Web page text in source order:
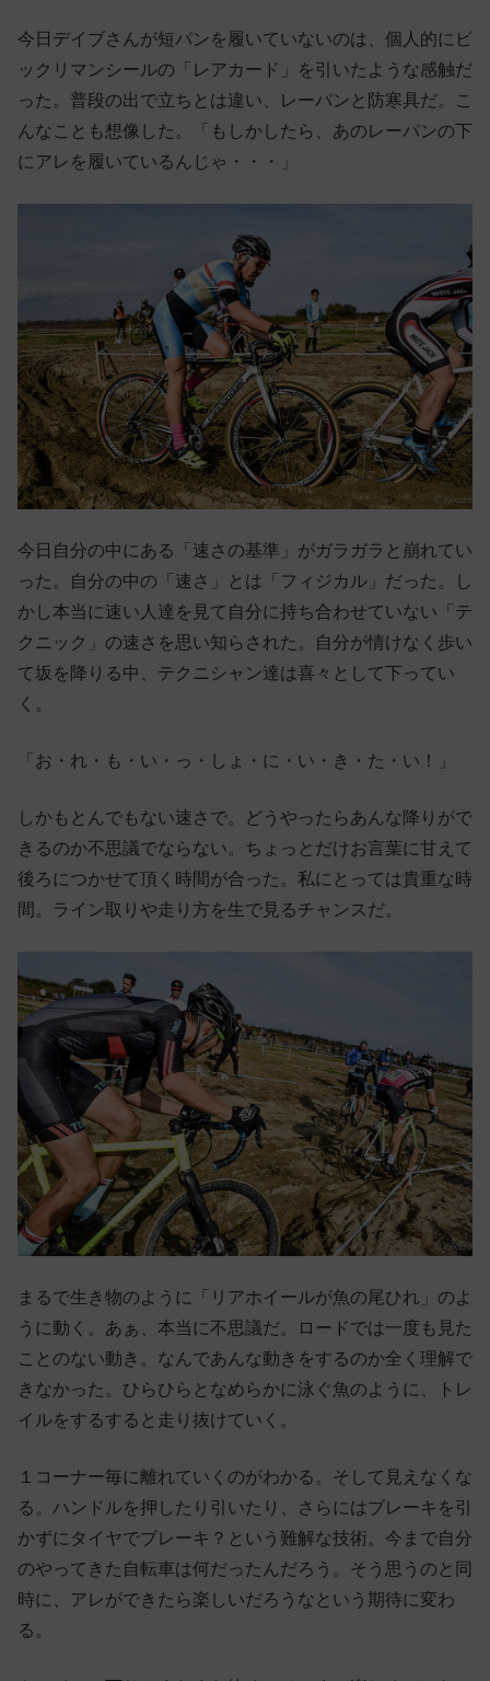
今日デイブさんが短パンを履いていないのは、個人的にビ
ックリマンシールの「レアカード」を引いたような感触だ
った。普段の出で立ちとは違い、レーパンと防寒具だ。こ
んなことも想像した。「もしかしたら、あのレーパンの下
にアレを履いているんじゃ・・・」
今日自分の中にある「速さの基準」がガラガラと崩れてい
った。自分の中の「速さ」とは「フィジカル」だった。し
かし本当に速い人達を見て自分に持ち合わせていない「テ
クニック」の速さを思い知らされた。自分が情けなく歩い
て坂を降りる中、テクニシャン達は喜々として下ってい
く。
「お・れ・も・い・っ・しょ・に・い・き・た・い！」
しかもとんでもない速さで。どうやったらあんな降りがで
きるのか不思議でならない。ちょっとだけお言葉に甘えて
後ろにつかせて頂く時間が合った。私にとっては貴重な時
間。ライン取りや走り方を生で見るチャンスだ。
まるで生き物のように「リアホイールが魚の尾ひれ」のよ
うに動く。あぁ、本当に不思議だ。ロードでは一度も見た
ことのない動き。なんであんな動きをするのか全く理解で
きなかった。ひらひらとなめらかに泳ぐ魚のように、トレ
イルをするすると走り抜けていく。
１コーナー毎に離れていくのがわかる。そして見えなくな
る。ハンドルを押したり引いたり、さらにはブレーキを引
かずにタイヤでブレーキ？という難解な技術。今まで自分
のやってきた自転車は何だったんだろう。そう思うのと同
時に、アレができたら楽しいだろうなという期待に変わ
る。